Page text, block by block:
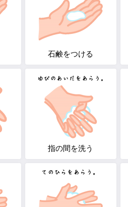
石鹸をつける
指の間を洗う